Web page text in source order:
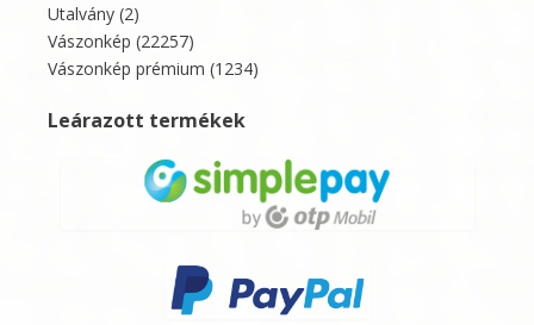
Utalvány (2)
Vászonkép (22257)
Vászonkép prémium (1234)
Leárazott termékek